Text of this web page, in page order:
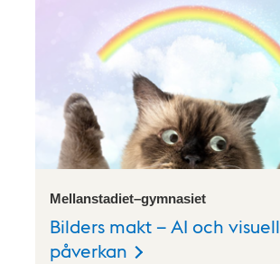
Mellanstadiet–gymnasiet
Bilders makt – AI och visuell
påverkan